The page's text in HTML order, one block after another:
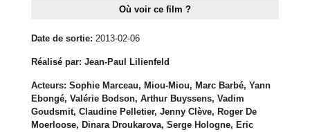
Où voir ce film ?
Date de sortie: 2013-02-06
Réalisé par: Jean-Paul Lilienfeld
Acteurs: Sophie Marceau, Miou-Miou, Marc Barbé, Yann
Ebongé, Valérie Bodson, Arthur Buyssens, Vadim
Goudsmit, Claudine Pelletier, Jenny Clève, Roger De
Moerloose, Dinara Droukarova, Serge Hologne, Eric